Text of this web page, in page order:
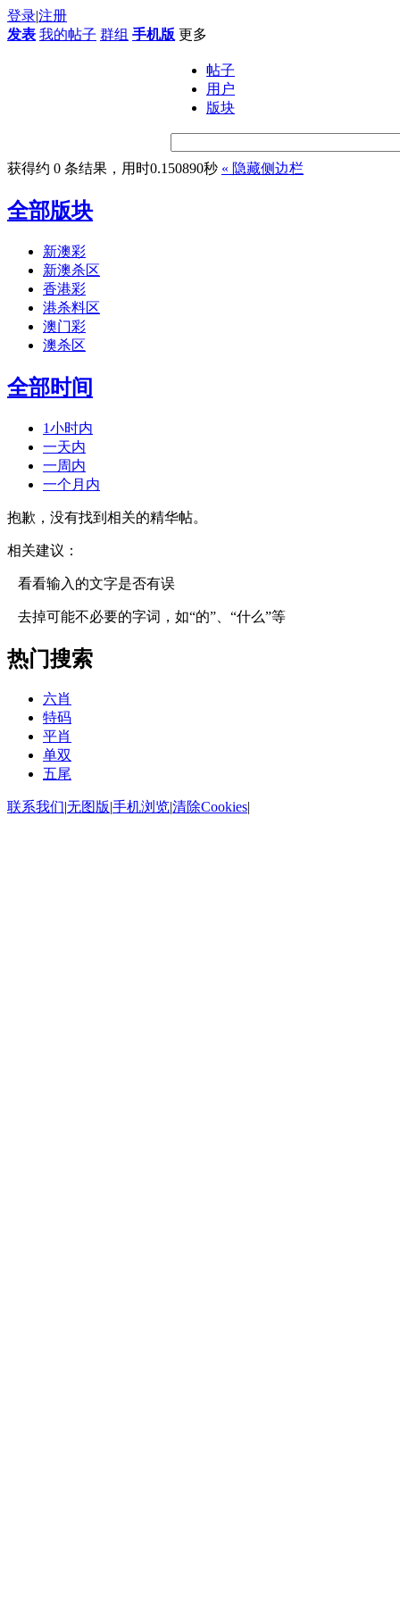
登录|注册
发表 我的帖子 群组 手机版 更多
帖子
用户
版块
获得约 0 条结果，用时0.150890秒 « 隐藏侧边栏
全部版块
新澳彩
新澳杀区
香港彩
港杀料区
澳门彩
澳杀区
全部时间
1小时内
一天内
一周内
一个月内
抱歉，没有找到相关的精华帖。
相关建议：
看看输入的文字是否有误
去掉可能不必要的字词，如“的”、“什么”等
热门搜索
六肖
特码
平肖
单双
五尾
联系我们|无图版|手机浏览|清除Cookies|